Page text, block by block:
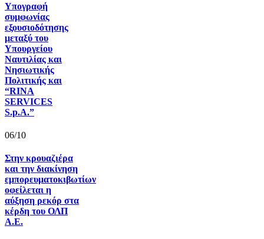
Υπογραφή
συμφωνίας
εξουσιοδότησης
μεταξύ του
Υπουργείου
Ναυτιλίας και
Νησιωτικής
Πολιτικής και
“RINA
SERVICES
S.p.A.”
06/10
Στην κρουαζιέρα
και την διακίνηση
εμπορευματοκιβωτίων
οφείλεται η
αύξηση ρεκόρ στα
κέρδη του ΟΛΠ
Α.Ε.